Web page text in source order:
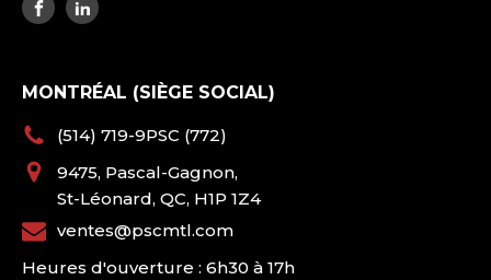
MONTRÉAL (SIÈGE SOCIAL)
(514) 719-9PSC (772)
9475, Pascal-Gagnon,
St-Léonard, QC, H1P 1Z4
ventes@pscmtl.com
Heures d'ouverture : 6h30 à 17h